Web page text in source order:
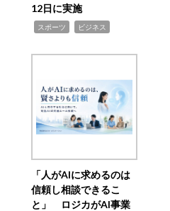
12日に実施
スポーツ ビジネス
「人がAIに求めるのは
信頼し相談できるこ
と」 ロジカがAI事業